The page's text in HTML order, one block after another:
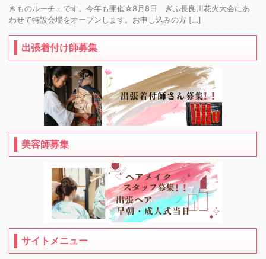
きものルーチェです。今年も開催☆8月8日 ぎふ長良川花火大会にあ
わせて特設会場をオープンします。お申し込みの方 […]
出張着付け師募集
美容師募集
サイトメニュー